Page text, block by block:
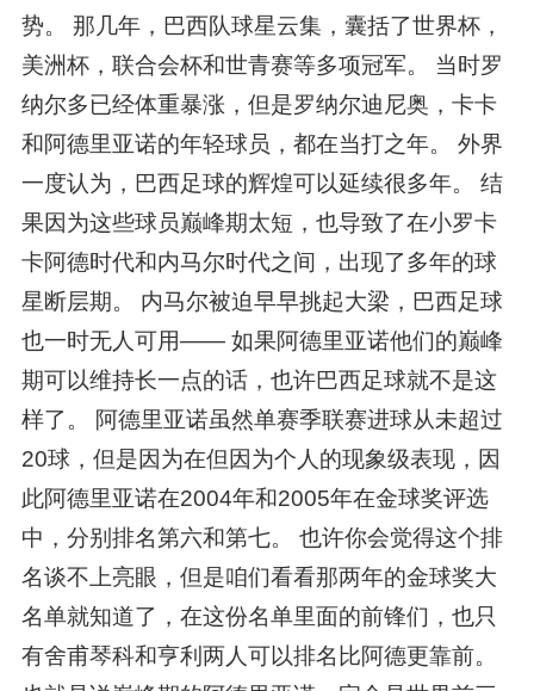
势。 那几年，巴西队球星云集，囊括了世界杯，
美洲杯，联合会杯和世青赛等多项冠军。 当时罗
纳尔多已经体重暴涨，但是罗纳尔迪尼奥，卡卡
和阿德里亚诺的年轻球员，都在当打之年。 外界
一度认为，巴西足球的辉煌可以延续很多年。 结
果因为这些球员巅峰期太短，也导致了在小罗卡
卡阿德时代和内马尔时代之间，出现了多年的球
星断层期。 内马尔被迫早早挑起大梁，巴西足球
也一时无人可用—— 如果阿德里亚诺他们的巅峰
期可以维持长一点的话，也许巴西足球就不是这
样了。 阿德里亚诺虽然单赛季联赛进球从未超过
20球，但是因为在但因为个人的现象级表现，因
此阿德里亚诺在2004年和2005年在金球奖评选
中，分别排名第六和第七。 也许你会觉得这个排
名谈不上亮眼，但是咱们看看那两年的金球奖大
名单就知道了，在这份名单里面的前锋们，也只
有舍甫琴科和亨利两人可以排名比阿德更靠前。